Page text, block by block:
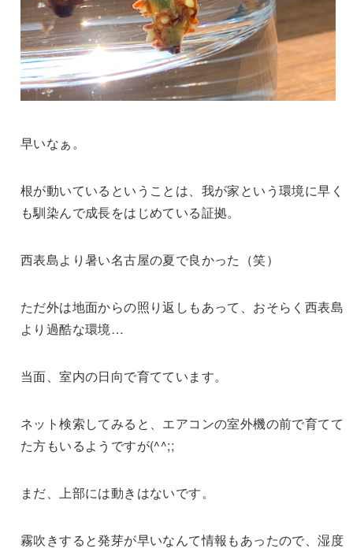
早いなぁ。
根が動いているということは、我が家という環境に早く
も馴染んで成長をはじめている証拠。
西表島より暑い名古屋の夏で良かった（笑）
ただ外は地面からの照り返しもあって、おそらく西表島
より過酷な環境…
当面、室内の日向で育てています。
ネット検索してみると、エアコンの室外機の前で育てて
た方もいるようですが(^^;;
まだ、上部には動きはないです。
霧吹きすると発芽が早いなんて情報もあったので、湿度